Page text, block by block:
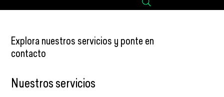
Explora nuestros servicios y ponte en
contacto
Nuestros servicios